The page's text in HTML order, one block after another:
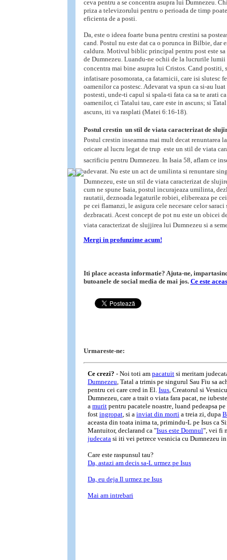
ceva pentru a se concentra asupra lui Dumnezeu.
priza a televizorului pentru o perioada de timp
eficienta de a posti.
Da, este o ideea foarte buna pentru crestini sa
cand. Postul nu este dat ca o porunca in Bilbie, dar
caldura. Motivul biblic principal pentru post este
de Dumnezeu. Luandu-ne ochii de la lucrurile lumii
concentra mai bine asupra lui Cristos. Cand postiti,
infatisare posomorata, ca fatarnicii, care isi slutesc
oamenilor ca postesc. Adevarat va spun ca si-au
postesti, unde-ti capul si spala-ti fata ca sa te arati
oamenilor, ci Tatalui tau, care este in ascuns; si
ascuns, iti va rasplati (Matei 6:16-18).
Postul crestin  un stil de viata caracterizat de
Postul crestin inseamna mai mult decat renuntarea
oricare al lucru legat de trup  este un stil de viata
sacrificiu pentru Dumnezeu. In Isaia 58, aflam ce
adevarat. Nu este un act de umilinta si renuntare
Dumnezeu, este un stil de viata caracterizat de
cum ne spune Isaia, postul incurajeaza umilinta,
rautatii, deznoada legaturile robiei, elibereaza pe
pe cei flamanzi, le asigura cele necesare celor
dezbracati. Acest concept de pot nu este un obicei
viata caracterizat de slujjirea lui Dumnezeu si a
Mergi in profunzime acum!
Iti place aceasta informatie? Ajuta-ne,
butoanele de social media de mai jos. Ce este
Urmareste-ne: